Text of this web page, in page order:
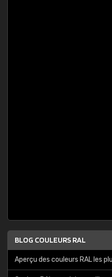
BLOG COULEURS RAL
Aperçu des couleurs RAL les